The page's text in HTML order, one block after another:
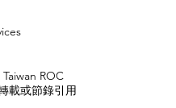
ROC
載或節錄引用